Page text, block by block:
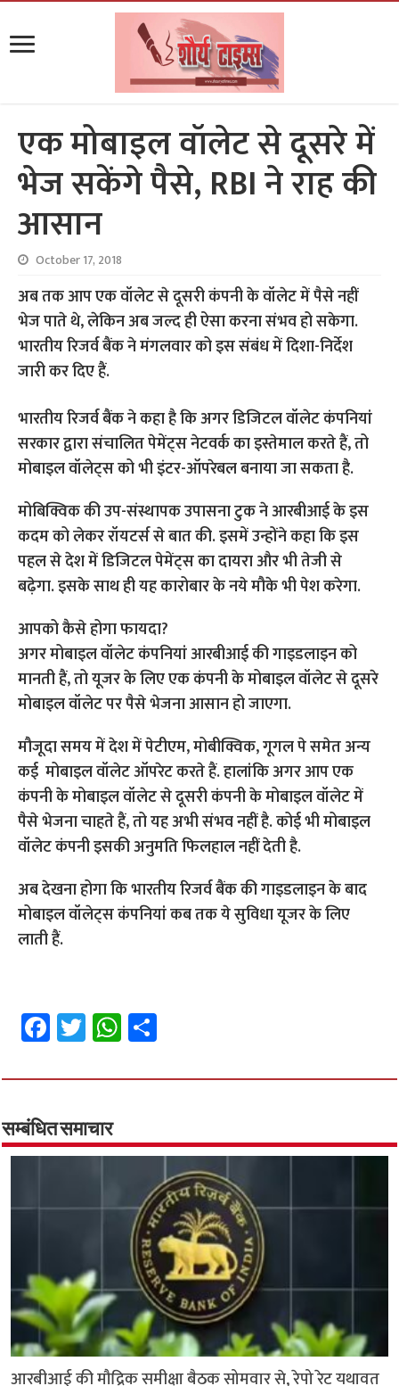
एक मोबाइल वॉलेट से दूसरे में
भेज सकेंगे पैसे, RBI ने राह की
आसान
October 17, 2018
अब तक आप एक वॉलेट से दूसरी कंपनी के वॉलेट में पैसे नहीं
भेज पाते थे, लेकिन अब जल्द ही ऐसा करना संभव हो सकेगा.
भारतीय रिजर्व बैंक ने मंगलवार को इस संबंध में दिशा-निर्देश
जारी कर दिए हैं.
भारतीय रिजर्व बैंक ने कहा है कि अगर डिजिटल वॉलेट कंपनियां
सरकार द्वारा संचालित पेमेंट्स नेटवर्क का इस्तेमाल करते हैं, तो
मोबाइल वॉलेट्स को भी इंटर-ऑपरेबल बनाया जा सकता है.
मोबिक्व‍िक की उप-संस्थापक उपासना टुक ने आरबीआई के इस
कदम को लेकर रॉयटर्स से बात की. इसमें उन्होंने कहा कि इस
पहल से देश में डिजिटल पेमेंट्स का दायरा और भी तेजी से
बढ़ेगा. इसके साथ ही यह कारोबार के नये मौके भी पेश करेगा.
आपको कैसे होगा फायदा?
अगर मोबाइल वॉलेट कंपनियां आरबीआई की गाइडलाइन को
मानती हैं, तो यूजर के लिए एक कंपनी के मोबाइल वॉलेट से दूसरे
मोबाइल वॉलेट पर पैसे भेजना आसान हो जाएगा.
मौजूदा समय में देश में पेटीएम, मोबीक्व‍िक, गूगल पे समेत अन्य
कई मोबाइल वॉलेट ऑपरेट करते हैं. हालांकि अगर आप एक
कंपनी के मोबाइल वॉलेट से दूसरी कंपनी के मोबाइल वॉलेट में
पैसे भेजना चाहते हैं, तो यह अभी संभव नहीं है. कोई भी मोबाइल
वॉलेट कंपनी इसकी अनुमति फिलहाल नहीं देती है.
अब देखना होगा कि भारतीय रिजर्व बैंक की गाइडलाइन के बाद
मोबाइल वॉलेट्स कंपनियां कब तक ये सुविधा यूजर के लिए
लाती हैं.
Fa
ce
b
o
o
k
T
wi
tt
er
W
h
at
p
p
ar
सम्बंधित समाचार
आरबीआई की मौद्रिक समीक्षा बैठक सोमवार से, रेपो रेट यथावत